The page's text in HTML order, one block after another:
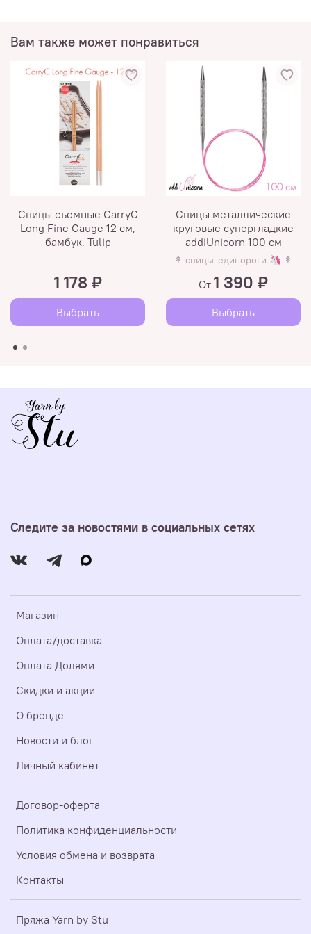
Вам также может понравиться
Спицы съемные CarryC
Long Fine Gauge 12 см,
бамбук, Tulip
1 178 ₽
Выбрать
Спицы металлические
круговые супергладкие
addiUnicorn 100 см
↟ спицы-единороги 🦄 ↟
От 1 390 ₽
Выбрать
Магазин
Оплата/доставка
Оплата Долями
Скидки и акции
О бренде
Новости и блог
Личный кабинет
Договор-оферта
Политика конфиденциальности
Условия обмена и возврата
Контакты
Пряжа Yarn by Stu
Следите за новостями в социальных сетях